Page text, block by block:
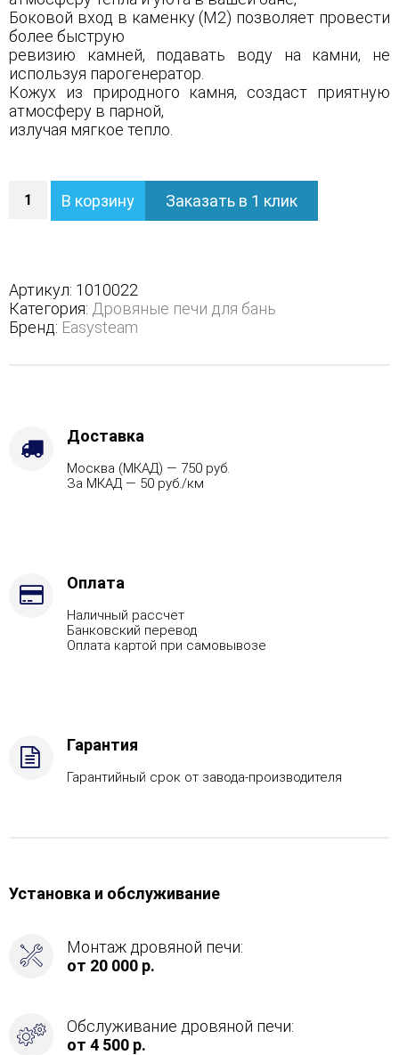
Боковой вход в каменку (М2) позволяет провести
более быструю
ревизию камней, подавать воду на камни, не
используя парогенератор.
Кожух из природного камня, создаст приятную
атмосферу в парной,
излучая мягкое тепло.
Печь
полноценном
кожухе
-
Варианты
запросу),
стали
вход
каменку
В корзину Заказать в 1 клик
Артикул: 1010022
Категория: Дровяные печи для бань
Бренд: Easysteam
Доставка
Москва (МКАД) — 750 руб.
За МКАД — 50 руб./км
Оплата
Наличный рассчет
Банковский перевод
Оплата картой при самовывозе
Гарантия
Гарантийный срок от завода-производителя
Установка и обслуживание
Монтаж дровяной печи:
от 20 000 р.
Обслуживание дровяной печи:
от 4 500 р.